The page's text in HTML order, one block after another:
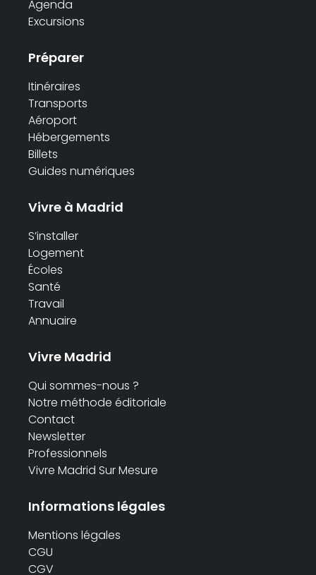
Agenda
Excursions
Préparer
Itinéraires
Transports
Aéroport
Hébergements
Billets
Guides numériques
Vivre à Madrid
S’installer
Logement
Écoles
Santé
Travail
Annuaire
Vivre Madrid
Qui sommes-nous ?
Notre méthode éditoriale
Contact
Newsletter
Professionnels
Vivre Madrid Sur Mesure
Informations légales
Mentions légales
CGU
CGV